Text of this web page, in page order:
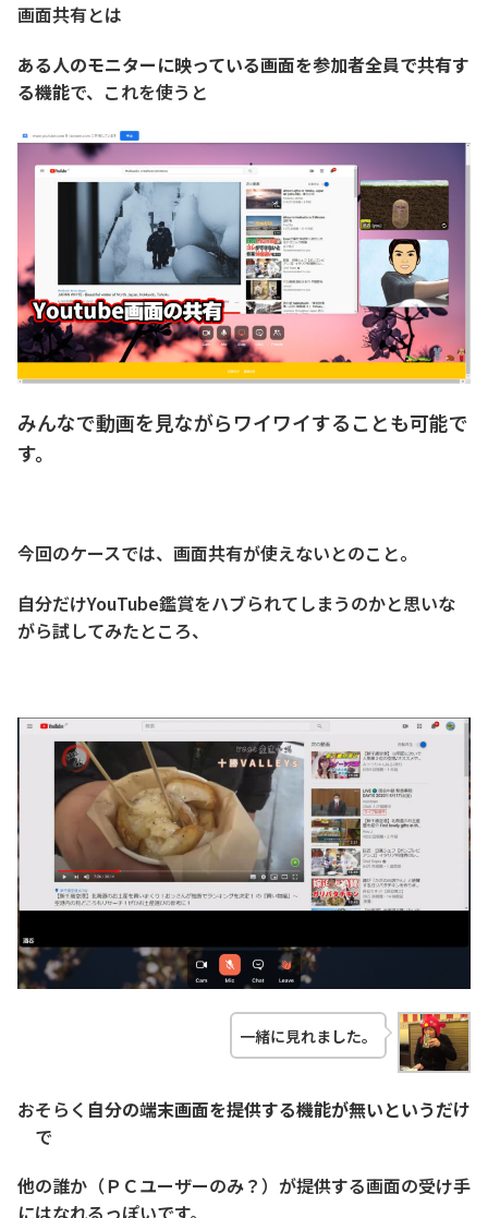
画面共有とは
ある人のモニターに映っている画面を参加者全員で共有す
る機能で、これを使うと
みんなで動画を見ながらワイワイすることも可能で
す。
今回のケースでは、画面共有が使えないとのこと。
自分だけYouTube鑑賞をハブられてしまうのかと思いな
がら試してみたところ、
一緒に見れました。
おそらく 自分の端末画面を提供する機能が無いというだけ
で
他の誰か（ＰＣユーザーのみ？）が提供する画面の受け手